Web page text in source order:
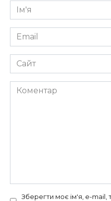
Ім'я
*
Email
*
Сайт
Коментар
Зберегти моє ім'я, e-mail,